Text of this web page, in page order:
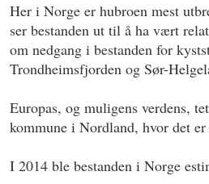
Her i Norge er hubroen mest
ser bestanden ut til å ha vært
om nedgang i bestanden for
Trondheimsfjorden og Sør-
Europas, og muligens verdens,
kommune i Nordland, hvor det
I 2014 ble bestanden i Norge